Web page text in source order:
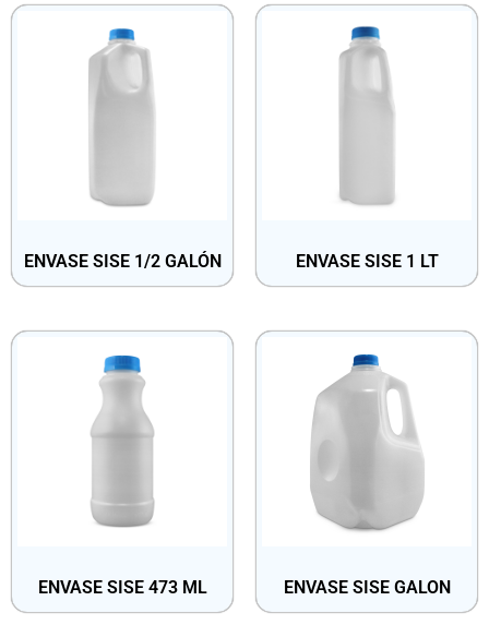
ENVASE SISE 1/2 GALÓN ENVASE SISE 1 LT
ENVASE SISE 473 ML ENVASE SISE GALON